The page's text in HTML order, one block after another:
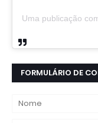
FORMULÁRIO DE